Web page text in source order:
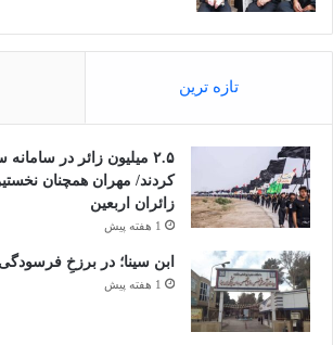
تازه ترین
۲.۵ میلیون زائر در
کردند/ مهران همچنان
زائران اربعین
1 هفته پیش
ابن سینا؛ در برزخِ
1 هفته پیش